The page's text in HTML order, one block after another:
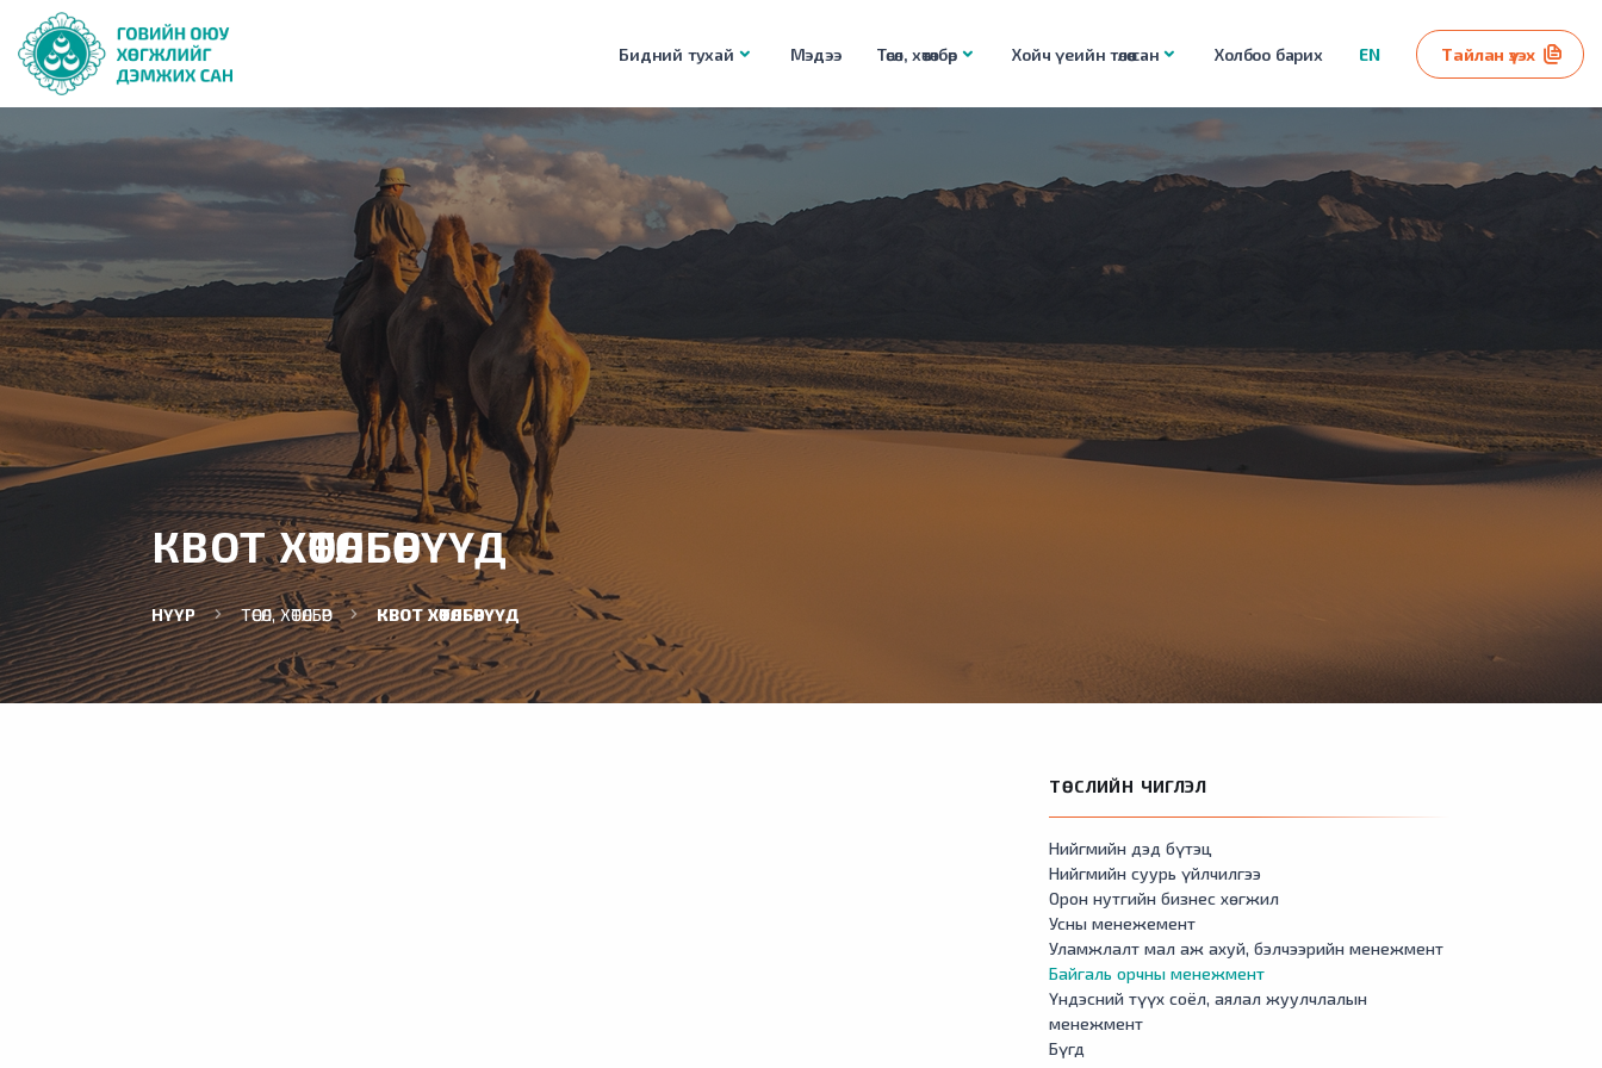
Бидний тухай Мэдээ Төсөл, хөтөлбөр Хойч үеийн төлөө сан Холбоо барих EN Тайлан үзэх
КВОТ ХӨТӨЛБӨРҮҮД
НҮҮР ТӨСӨЛ, ХӨТӨЛБӨР КВОТ ХӨТӨЛБӨРҮҮД
ТӨСЛИЙН ЧИГЛЭЛ
Нийгмийн дэд бүтэц
Нийгмийн суурь үйлчилгээ
Орон нутгийн бизнес хөгжил
Усны менежемент
Уламжлалт мал аж ахуй, бэлчээрийн менежмент
Байгаль орчны менежмент
Үндэсний түүх соёл, аялал жуулчлалын
менежмент
Бүгд